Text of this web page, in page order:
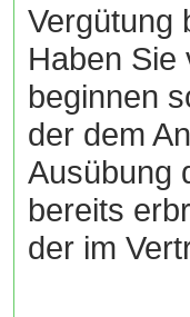
Vergütung
Haben Sie
beginnen
der dem
Ausübung
bereits
der im